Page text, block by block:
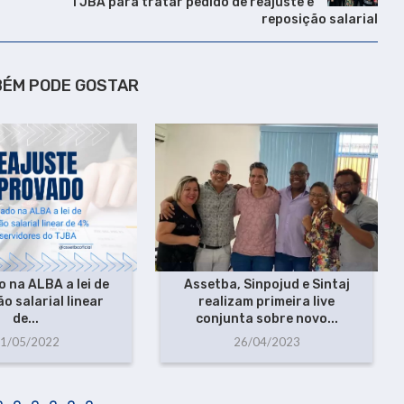
reposição salarial
PODE GOSTAR
na ALBA a lei de
salarial linear
de...
05/2022
Assetba, Sinpojud e Sintaj
realizam primeira live
conjunta sobre novo...
26/04/2023